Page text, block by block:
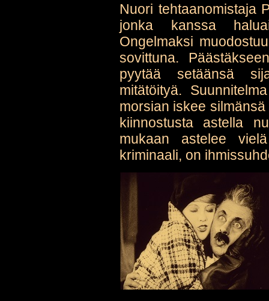
Nuori tehtaanomistaja
jonka kanssa
Ongelmaksi
sovittuna.
pyytää setäänsä
mitätöityä.
morsian iskee
kiinnostusta astella
mukaan astelee
kriminaali, on